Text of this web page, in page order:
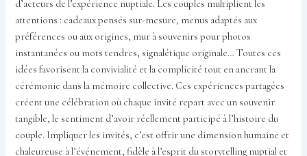
d’acteurs de l’expérience nuptiale. Les couples multiplient les
attentions : cadeaux pensés sur-mesure, menus adaptés aux
préférences ou aux origines, mur à souvenirs pour photos
instantanées ou mots tendres, signalétique originale… Toutes ces
idées favorisent la convivialité et la complicité tout en ancrant la
cérémonie dans la mémoire collective. Ces expériences partagées
créent une célébration où chaque invité repart avec un souvenir
tangible, le sentiment d’avoir réellement participé à l’histoire du
couple. Impliquer les invités, c’est offrir une dimension humaine et
chaleureuse à l’événement, fidèle à l’esprit du storytelling nuptial et